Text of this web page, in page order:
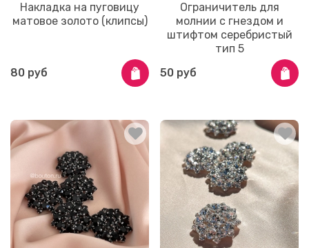
Накладка на пуговицу
матовое золото (клипсы)
80 руб
Ограничитель для
молнии с гнездом и
штифтом серебристый
тип 5
50 руб